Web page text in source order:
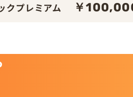
クプレミアム ￥